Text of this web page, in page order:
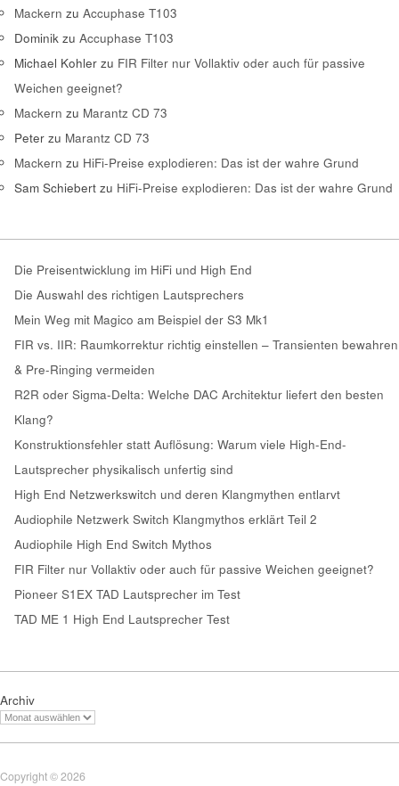
Mackern zu Accuphase T103
Dominik zu Accuphase T103
Michael Kohler zu FIR Filter nur Vollaktiv oder auch für passive
Weichen geeignet?
Mackern zu Marantz CD 73
Peter zu Marantz CD 73
Mackern zu HiFi-Preise explodieren: Das ist der wahre Grund
Sam Schiebert zu HiFi-Preise explodieren: Das ist der wahre Grund
Die Preisentwicklung im HiFi und High End
Die Auswahl des richtigen Lautsprechers
Mein Weg mit Magico am Beispiel der S3 Mk1
FIR vs. IIR: Raumkorrektur richtig einstellen – Transienten bewahren
& Pre-Ringing vermeiden
R2R oder Sigma-Delta: Welche DAC Architektur liefert den besten
Klang?
Konstruktionsfehler statt Auflösung: Warum viele High-End-
Lautsprecher physikalisch unfertig sind
High End Netzwerkswitch und deren Klangmythen entlarvt
Audiophile Netzwerk Switch Klangmythos erklärt Teil 2
Audiophile High End Switch Mythos
FIR Filter nur Vollaktiv oder auch für passive Weichen geeignet?
Pioneer S1EX TAD Lautsprecher im Test
TAD ME 1 High End Lautsprecher Test
Archiv
Copyright © 2026